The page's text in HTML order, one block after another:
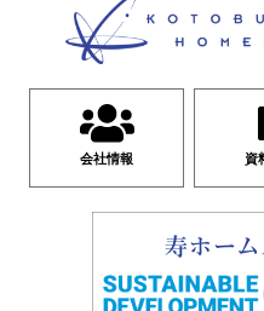
会社情報 資